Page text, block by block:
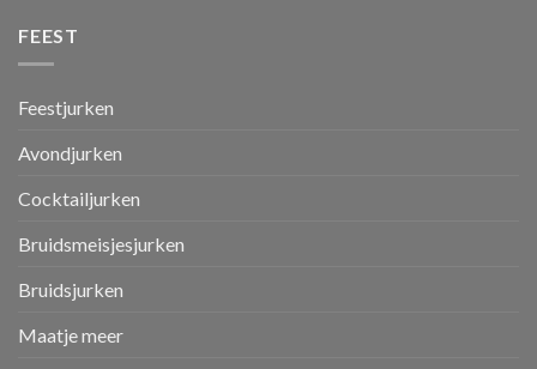
FEEST
Feestjurken
Avondjurken
Cocktailjurken
Bruidsmeisjesjurken
Bruidsjurken
Maatje meer